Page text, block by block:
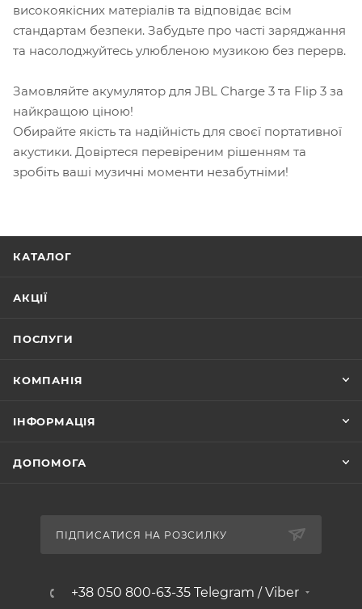
високоякісних матеріалів та відповідає всім
стандартам безпеки. Забудьте про часті заряджання
та насолоджуйтесь улюбленою музикою без перерв.
Замовляйте акумулятор для JBL Charge 3 та Flip 3 за
найкращою ціною!
Обирайте якість та надійність для своєї портативної
акустики. Довіртеся перевіреним рішенням та
зробіть ваші музичні моменти незабутніми!
КАТАЛОГ
АКЦІЇ
ПОСЛУГИ
КОМПАНІЯ
ІНФОРМАЦІЯ
ДОПОМОГА
ПІДПИСАТИСЯ НА РОЗСИЛКУ
+38 050 800-63-35 Telegram / Viber